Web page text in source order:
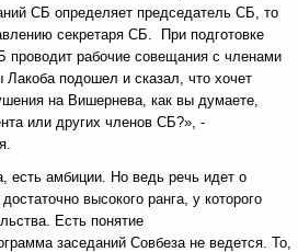
СБ определяет председатель СБ, то
секретаря СБ. При подготовке
проводит рабочие совещания с членами
подошел и сказал, что хочет
на Вишернева, как вы думаете,
или других членов СБ?», -
есть амбиции. Но ведь речь идет о
высокого ранга, у которого
Есть понятие
заседаний Совбеза не ведется. То,